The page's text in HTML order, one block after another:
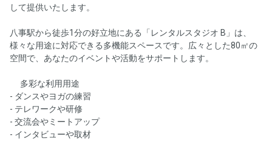
して提供いたします。
八事駅から徒歩1分の好立地にある「レンタルスタジオ B」は、
様々な用途に対応できる多機能スペースです。広々とした80㎡の
空間で、あなたのイベントや活動をサポートします。
🎉多彩な利用用途🎉
- ダンスやヨガの練習
- テレワークや研修
- 交流会やミートアップ
- インタビューや取材